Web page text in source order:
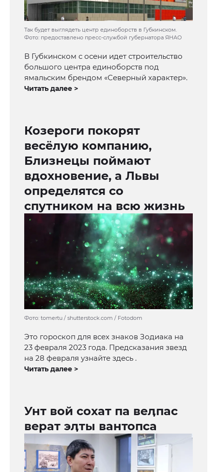
Так будет выглядеть центр единоборств в Губкинском.
Фото: предоставлено пресс-службой губернатора ЯНАО
В Губкинском с осени идет строительство
большого центра единоборств под
ямальским брендом «Северный характер».
Читать далее >
Козероги покорят
весёлую компанию,
Близнецы поймают
вдохновение, а Львы
определятся со
спутником на всю жизнь
Фото: tomertu / shutterstock.com / Fotodom
Это гороскоп для всех знаков Зодиака на
23 февраля 2023 года. Предсказания звезд
на 28 февраля узнайте здесь .
Читать далее >
Унт вой сохат па веӆпас
верат эӆты вантопса